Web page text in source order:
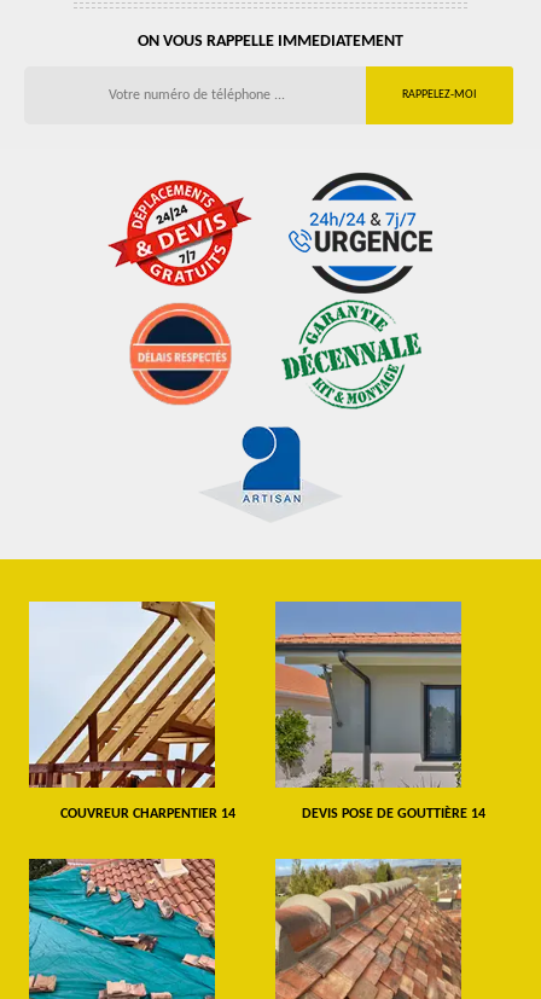
ON VOUS RAPPELLE IMMEDIATEMENT
COUVREUR CHARPENTIER 14 DEVIS POSE DE GOUTTIÈRE 14